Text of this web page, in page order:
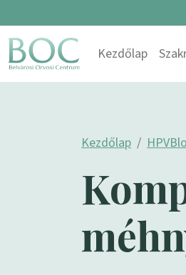
Skip to content
Main Kezdőlap
Kezdőlap